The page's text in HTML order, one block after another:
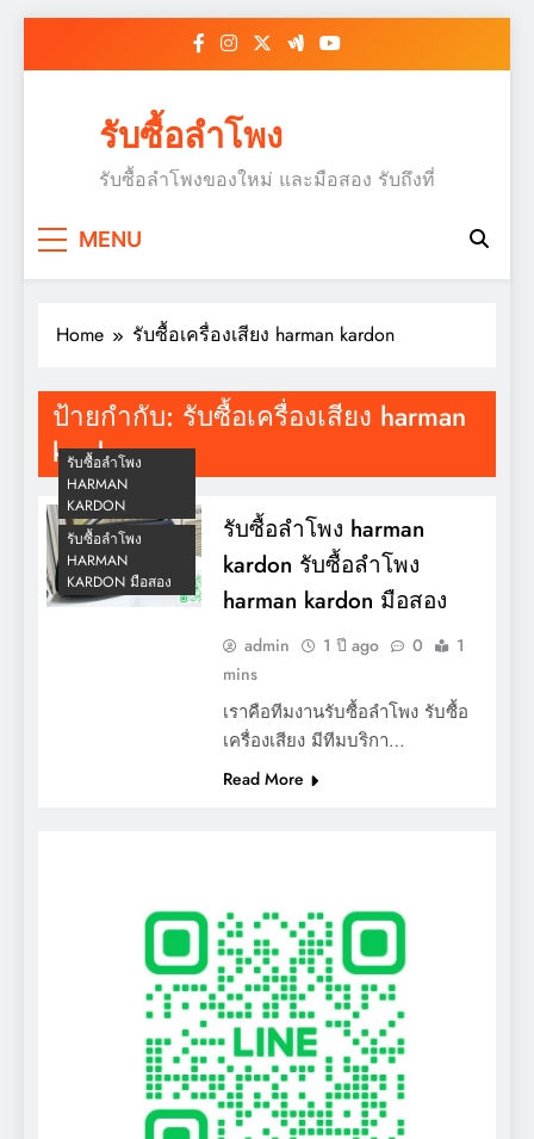
รับซื้อลำโพง
รับซื้อลำโพงของใหม่ และมือสอง รับถึงที่
MENU
Home รับซื้อเครื่องเสียง harman kardon
ป้ายกำกับ: รับซื้อเครื่องเสียง harman
kardon
รับซื้อลำโพง
HARMAN
KARDON
รับซื้อลำโพง
HARMAN
KARDON มือสอง
รับซื้อลำโพง harman
kardon รับซื้อลำโพง
harman kardon มือสอง
admin 1 ปี ago 0
1
mins
เราคือทีมงานรับซื้อลำโพง รับซื้อ
เครื่องเสียง มีทีมบริกา…
Read More